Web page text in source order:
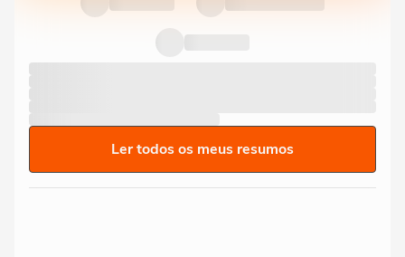
Ler todos os meus resumos